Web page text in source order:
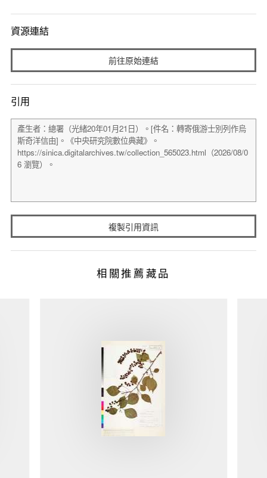
資源連結
前往原始連結
引用
複製引用資訊
相關推薦藏品